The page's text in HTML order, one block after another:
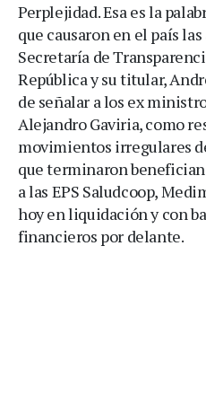
Perplejidad. Esa es la
que causaron en el país
Secretaría de
República y su titular,
de señalar a los ex
Alejandro Gaviria, como
movimientos irregulares
que terminaron
a las EPS Saludcoop,
hoy en liquidación y con
financieros por delante.